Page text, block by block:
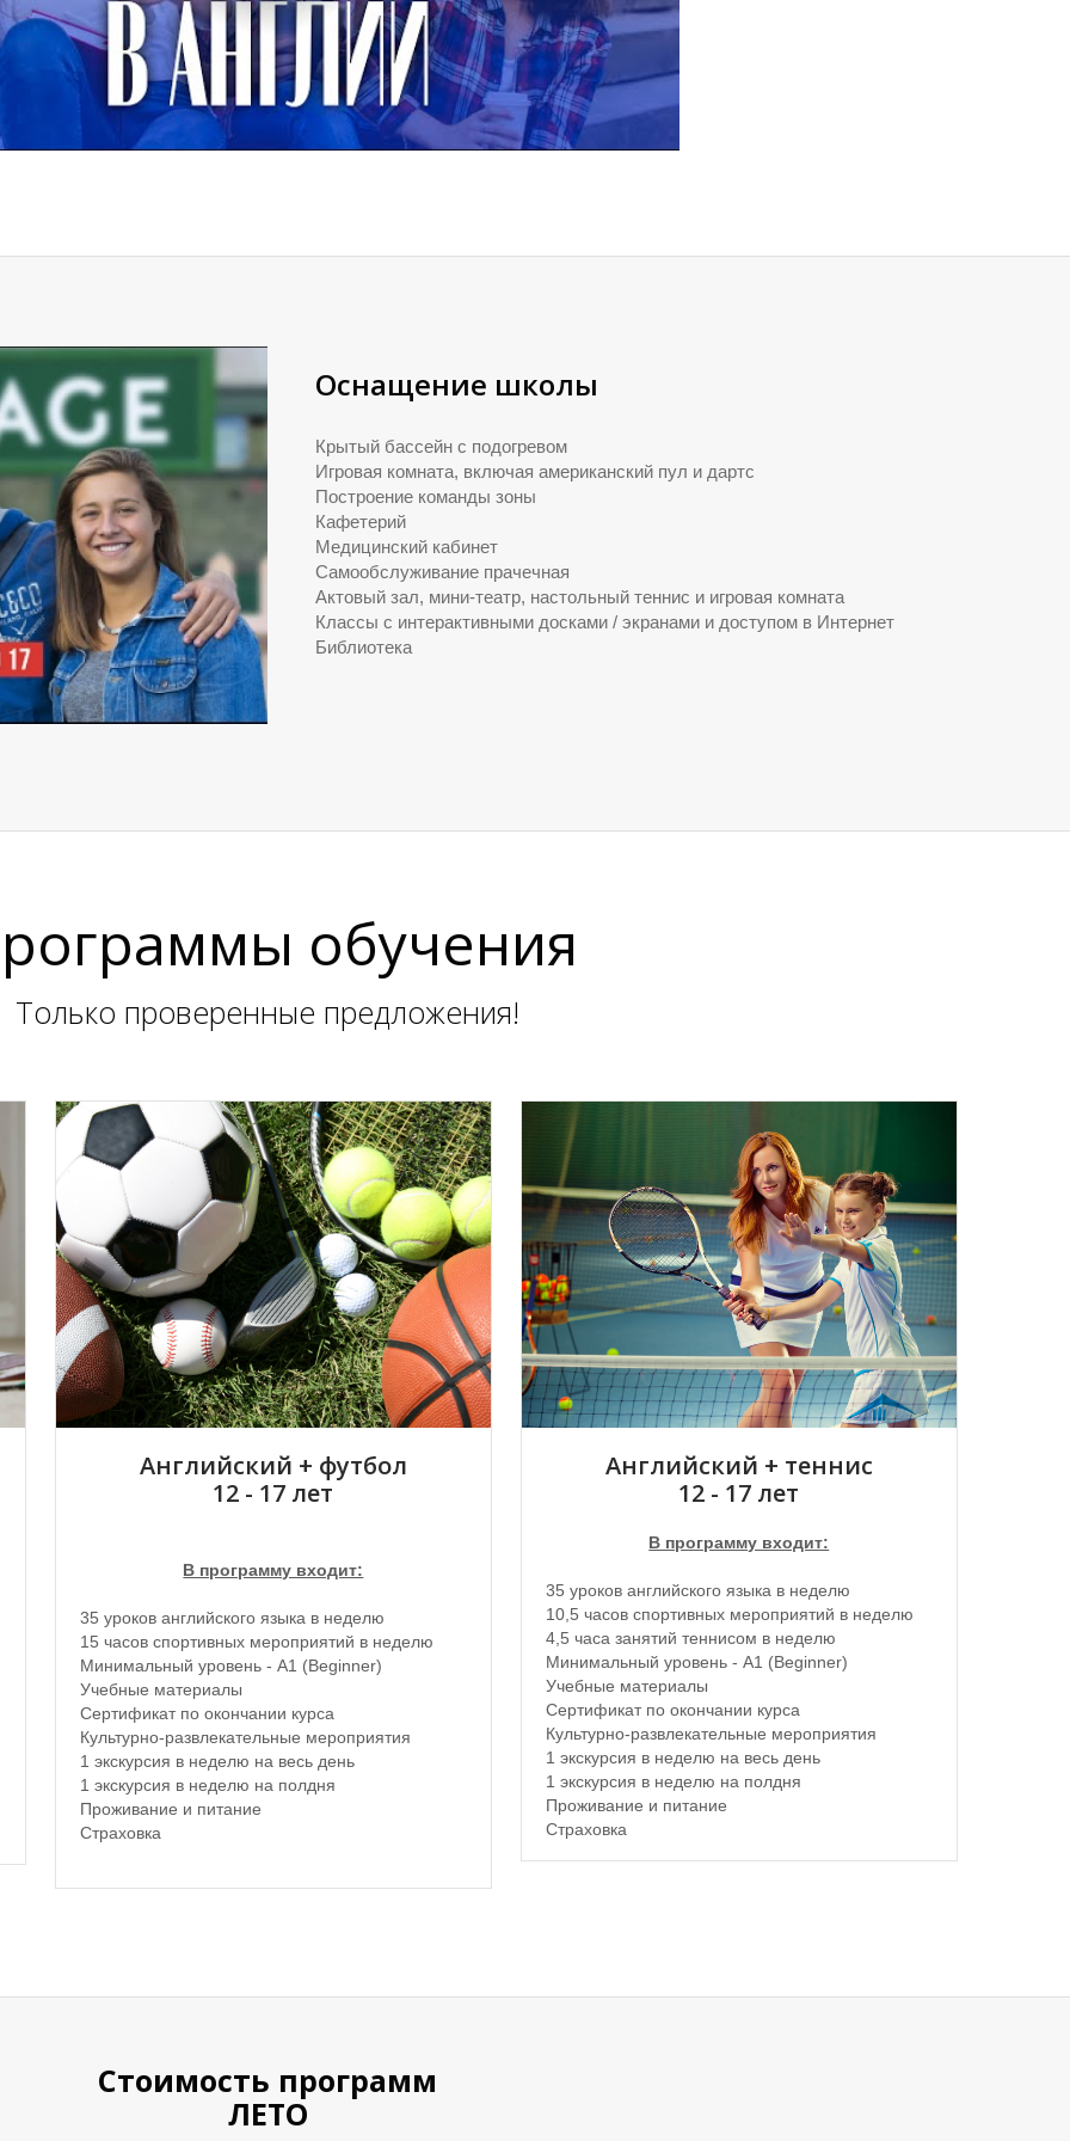
Оснащение школы
Крытый бассейн с подогревом
Игровая комната, включая американский пул и дартс
Построение команды зоны
Кафетерий
Медицинский кабинет
Самообслуживание прачечная
Актовый зал, мини-театр, настольный теннис и игровая комната
Классы с интерактивными досками / экранами и доступом в Интернет
Библиотека
обучения
Только проверенные предложения!
Английский + футбол
12 - 17 лет
В программу входит:
35 уроков английского языка в неделю
15 часов спортивных мероприятий в неделю
Минимальный уровень - A1 (Beginner)
Учебные материалы
Сертификат по окончании курса
Культурно-развлекательные мероприятия
1 экскурсия в неделю на весь день
1 экскурсия в неделю на полдня
Проживание и питание
Страховка
Английский + теннис
12 - 17 лет
В программу входит:
35 уроков английского языка в неделю
10,5 часов спортивных мероприятий в неделю
4,5 часа занятий теннисом в неделю
Минимальный уровень - A1 (Beginner)
Учебные материалы
Сертификат по окончании курса
Культурно-развлекательные мероприятия
1 экскурсия в неделю на весь день
1 экскурсия в неделю на полдня
Проживание и питание
Страховка
Стоимость программ
ЛЕТО